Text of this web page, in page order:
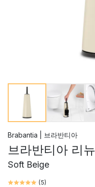
Brabantia | 브라반티아
브라반티아 리
Soft Beige
(5)